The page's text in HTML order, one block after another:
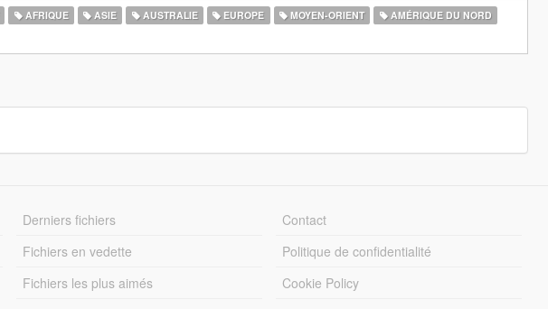
AFRIQUE ASIE AUSTRALIE EUROPE MOYEN-ORIENT
AMÉRIQUE DU NORD
Derniers fichiers
Fichiers en vedette
Fichiers les plus aimés
Contact
Politique de confidentialité
Cookie Policy